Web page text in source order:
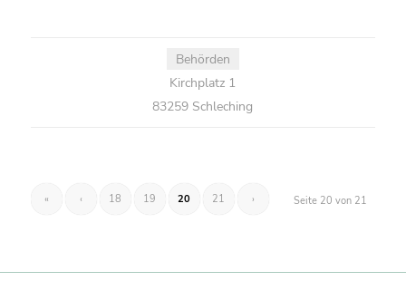
Behörden
Kirchplatz 1
83259 Schleching
Seite 20 von 21
« ‹ 18 19 20 21 ›